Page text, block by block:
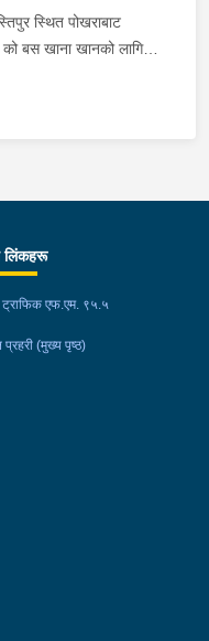
स्थित पोखराबाट
बस खाना खानको लागि
परेको । लागुऔषध सहित
१९, बस्तिपुर बस्ने वर्ष
लिंकहरू
ट्राफिक एफ.एम. ९५.५
प्रहरी (मुख्य पृष्ठ)